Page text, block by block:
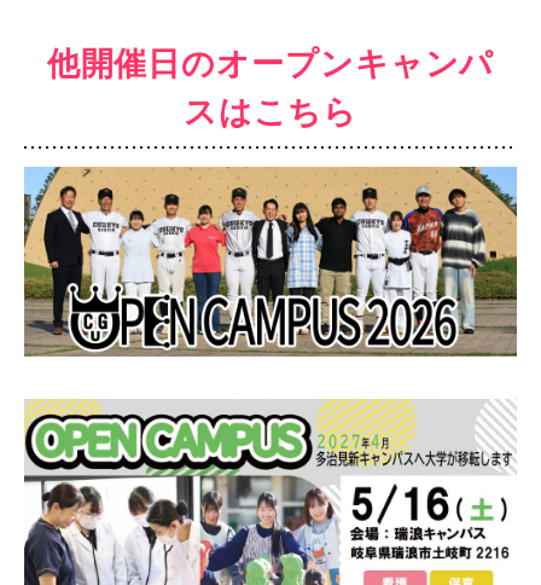
他開催日のオープンキャンパ
スはこちら